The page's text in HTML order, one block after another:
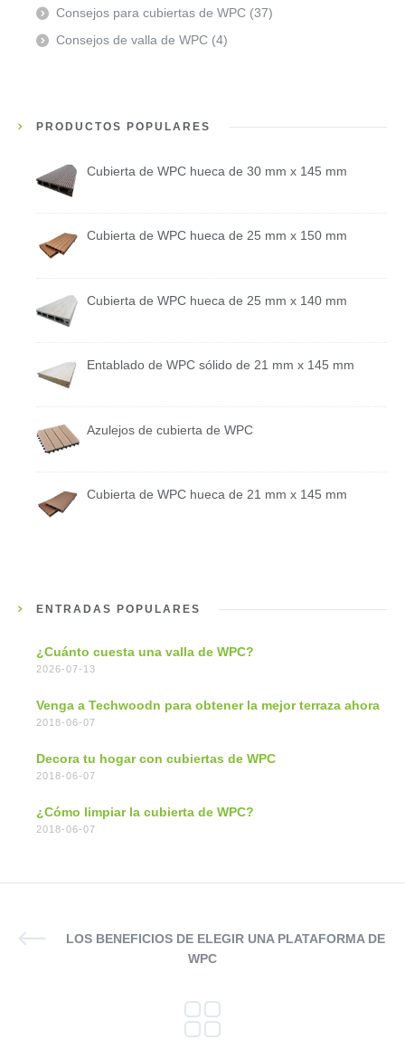
Consejos para cubiertas de WPC (37)
Consejos de valla de WPC (4)
PRODUCTOS POPULARES
Cubierta de WPC hueca de 30 mm x 145 mm
Cubierta de WPC hueca de 25 mm x 150 mm
Cubierta de WPC hueca de 25 mm x 140 mm
Entablado de WPC sólido de 21 mm x 145 mm
Azulejos de cubierta de WPC
Cubierta de WPC hueca de 21 mm x 145 mm
ENTRADAS POPULARES
¿Cuánto cuesta una valla de WPC?
2026-07-13
Venga a Techwoodn para obtener la mejor terraza ahora
2018-06-07
Decora tu hogar con cubiertas de WPC
2018-06-07
¿Cómo limpiar la cubierta de WPC?
2018-06-07
LOS BENEFICIOS DE ELEGIR UNA PLATAFORMA DE
WPC